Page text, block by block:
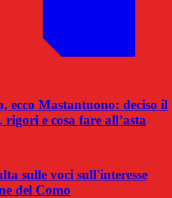
Mastantuono: deciso il
e cosa fare all’asta
sulle voci sull'interesse
del Como